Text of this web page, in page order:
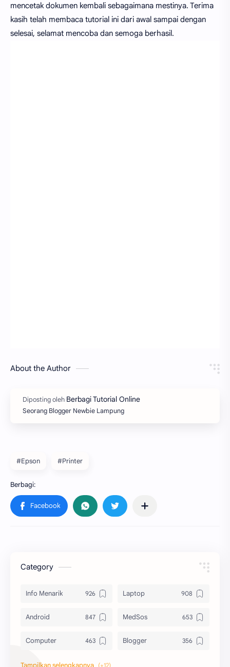
mencetak dokumen kembali sebagaimana mestinya. Terima
kasih telah membaca tutorial ini dari awal sampai dengan
selesai, selamat mencoba dan semoga berhasil.
About the Author
Seorang Blogger Newbie Lampung
#Epson #Printer
Category
Info Menarik Laptop
Android MedSos
Computer Blogger
Komputer